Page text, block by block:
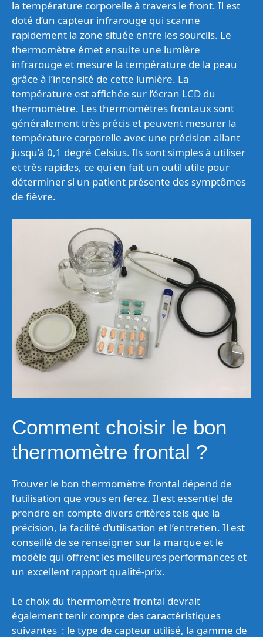
la température corporelle à travers le front. Il est
doté d’un capteur infrarouge qui scanne
rapidement la zone située entre les sourcils. Le
thermomètre émet ensuite une lumière
infrarouge et mesure la température de la peau
grâce à l’intensité de cette lumière. La
température est affichée sur l’écran LCD du
thermomètre. Les thermomètres frontaux sont
généralement très précis et peuvent mesurer la
température corporelle avec une précision allant
jusqu’à 0,1 degré Celsius. Ils sont simples à utiliser
et très rapides, ce qui en fait un outil utile pour
déterminer si un patient présente des symptômes
de fièvre.
Comment choisir le bon
thermomètre frontal ?
Trouver le bon thermomètre frontal dépend de
l’utilisation que vous en ferez. Il est essentiel de
prendre en compte divers critères tels que la
précision, la facilité d’utilisation et l’entretien. Il est
conseillé de se renseigner sur la marque et le
modèle qui offrent les meilleures performances et
un excellent rapport qualité-prix.
Le choix du thermomètre frontal devrait
également tenir compte des caractéristiques
suivantes : le type de capteur utilisé, la gamme de